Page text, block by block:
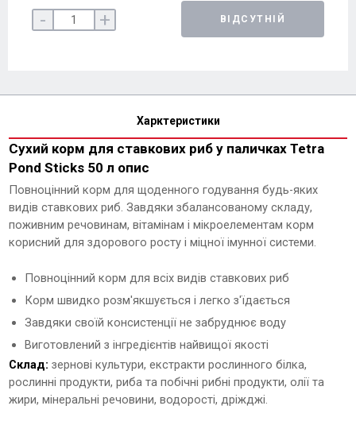
- + ВІДСУТНІЙ
Харктеристики
Сухий корм для ставкових риб у паличках Tetra
Pond Sticks 50 л опис
Повноцінний корм для щоденного годування будь-яких
видів ставкових риб. Завдяки збалансованому складу,
поживним речовинам, вітамінам і мікроелементам корм
корисний для здорового росту і міцної імунної системи.
Повноцінний корм для всіх видів ставкових риб
Корм ​​швидко розм'якшується і легко з'їдається
Завдяки своїй консистенції не забруднює воду
Виготовлений з інгредієнтів найвищої якості
Склад: зернові культури, екстракти рослинного білка,
рослинні продукти, риба та побічні рибні продукти, олії та
жири, мінеральні речовини, водорості, дріжджі.